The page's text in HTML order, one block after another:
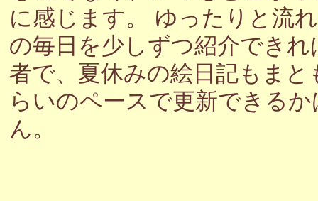
に感じます。 ゆったりと流
の毎日を少しずつ紹介でき
者で、夏休みの絵日記もま
らいのペースで更新できる
ん。